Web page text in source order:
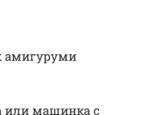
амигуруми
или машинка с